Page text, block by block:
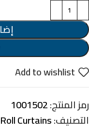
Add to wishlist
رمز المنتج:1001502
التصنيف:Roll Curtains